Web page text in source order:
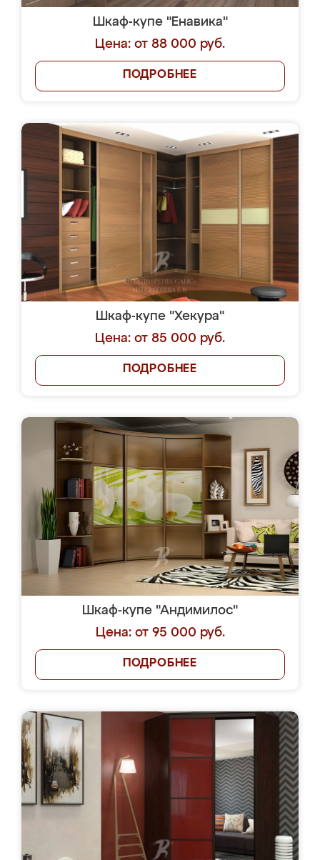
Шкаф-купе "Енавика"
Цена: от 88 000 руб.
ПОДРОБНЕЕ
Шкаф-купе "Хекура"
Цена: от 85 000 руб.
ПОДРОБНЕЕ
Шкаф-купе "Андимилос"
Цена: от 95 000 руб.
ПОДРОБНЕЕ